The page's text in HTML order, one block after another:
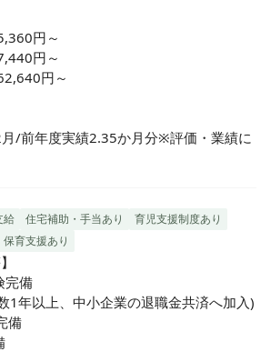
円～
円～
円～
/前年度実績2.35か月分※評価・業績に
給 住宅補助・手当あり
育児支援制度あり
育支援あり
完備
1年以上、中小企業の退職金共済へ加入)
備